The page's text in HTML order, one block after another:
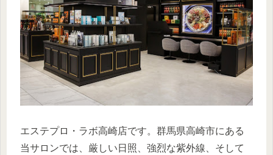
エステプロ・ラボ高崎店です。群馬県高崎市にある
当サロンでは、厳しい日照、強烈な紫外線、そして